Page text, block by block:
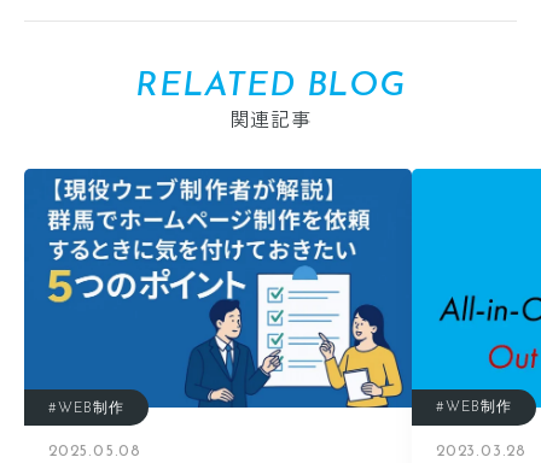
RELATED BLOG
関連記事
#WEB制作
2025.05.08
#WEB制作
2023.03.28